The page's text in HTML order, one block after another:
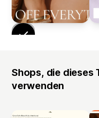
Shops, die dieses
verwenden